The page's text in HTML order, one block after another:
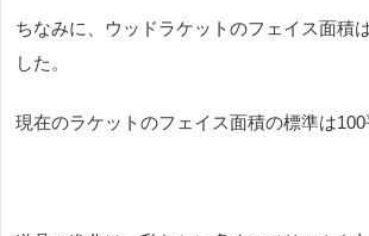
ちなみに、ウッドラケットのフェイス面積
した。
現在のラケットのフェイス面積の標準は100